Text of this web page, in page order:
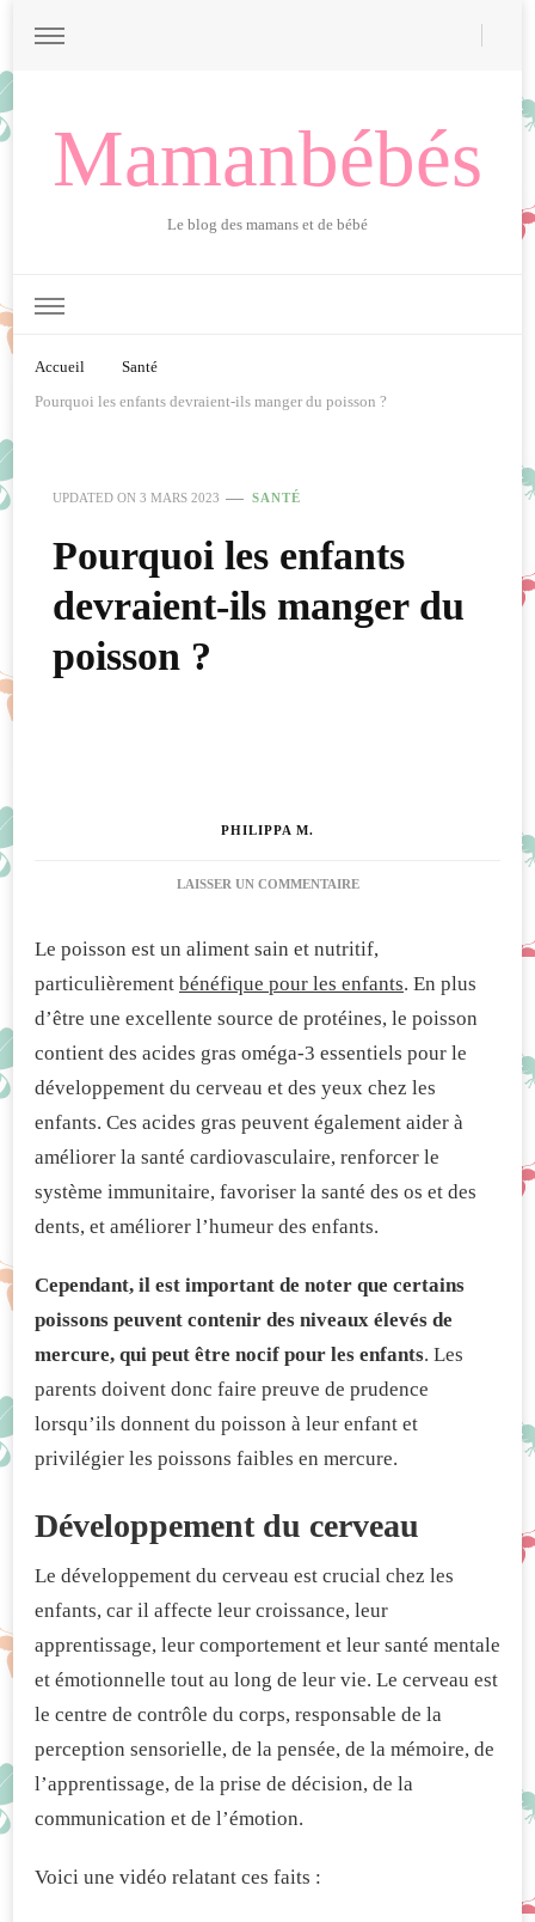
Mamanbébés
Le blog des mamans et de bébé
Accueil
Santé
Pourquoi les enfants devraient-ils manger du poisson ?
UPDATED ON 3 MARS 2023 SANTÉ
Pourquoi les enfants
devraient-ils manger du
poisson ?
PHILIPPA M.
LAISSER UN COMMENTAIRESUR
ENFANTS
DEVRAIENT-
ILS
MANGER
POISSON ?
Le poisson est un aliment sain et nutritif,
particulièrement bénéfique pour les enfants. En plus
d’être une excellente source de protéines, le poisson
contient des acides gras oméga-3 essentiels pour le
développement du cerveau et des yeux chez les
enfants. Ces acides gras peuvent également aider à
améliorer la santé cardiovasculaire, renforcer le
système immunitaire, favoriser la santé des os et des
dents, et améliorer l’humeur des enfants.
Cependant, il est important de noter que certains
poissons peuvent contenir des niveaux élevés de
mercure, qui peut être nocif pour les enfants. Les
parents doivent donc faire preuve de prudence
lorsqu’ils donnent du poisson à leur enfant et
privilégier les poissons faibles en mercure.
Développement du cerveau
Le développement du cerveau est crucial chez les
enfants, car il affecte leur croissance, leur
apprentissage, leur comportement et leur santé mentale
et émotionnelle tout au long de leur vie. Le cerveau est
le centre de contrôle du corps, responsable de la
perception sensorielle, de la pensée, de la mémoire, de
l’apprentissage, de la prise de décision, de la
communication et de l’émotion.
Voici une vidéo relatant ces faits :